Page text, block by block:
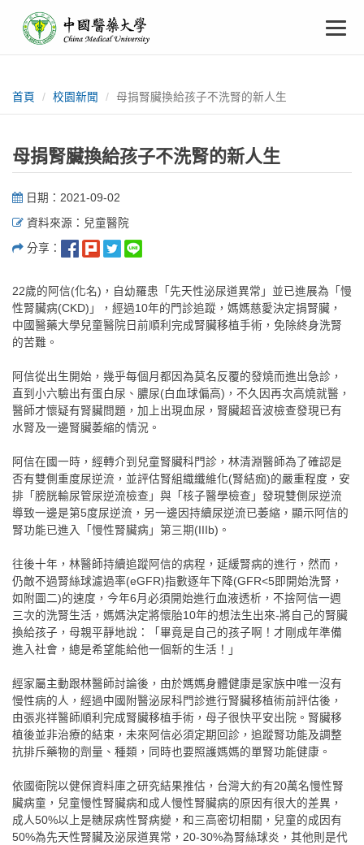
要
中
國
醫
藥
大
學
首頁 校園新聞 母捐腎臟換給孩子不洗腎的新人生
母捐腎臟換給孩子不洗腎的新人生
日期：2021-09-02
資料來源：兒童醫院
分享：
22歲的阿信(化名)，自幼羅患「先天性泌尿道異常」並已進展為「慢
性腎臟病(CKD)」，經過10年的門診追蹤，媽媽慈愛決定捐腎臟，
中國醫藥大學兒童醫院日前順利完成腎臟移植手術，免除終身洗腎
的苦難。
阿信從出生開始，幾乎每個月都因為莫名反覆的發燒而進出急診，
直到小六驗出有蛋白尿、膿尿(白血球偏高)，不久因再次高燒就醫，
醫師才懷疑有腎臟問題，加上出現血尿，腎臟超音波檢查發現已有
水腎及一邊腎臟萎縮的情況。
阿信在國一時，經轉介到兒童腎臟科門診，林清淵醫師為了確認是
否有雙側重度尿逆流，並評估腎組織纖維化(腎結痂)的嚴重程度，安
排「膀胱輸尿管尿逆流檢查」與「核子醫學檢查」發現雙側尿逆流
導致一邊是第5度尿逆流，另一邊因持續尿逆流已萎縮，顯示阿信的
腎功能已進入「慢性腎臟病」第三期(IIIb)。
往後十年，林醫師持續追蹤阿信的病程，延緩腎病的進行，然而，
仍敵不過腎絲球濾過率(eGFR)指數逐年下降(GFR<5即開始洗腎，
如附圖二)的速度，今年6月必須開始進行血液透析，不捨阿信一週
三次的洗腎生活，媽媽決定將懷胎10年的想法生出來-將自己的腎臟
換給孩子，母親平靜地說：「畢竟是自己的孩子啊！才剛成年準備
進入社會，總是希望能給他一個新的生活！」
經家屬主動跟林醫師討論後，由於媽媽身體健康是家族中唯一沒有
慢性病的人，經過中國附醫泌尿科門診進行腎臟移植術前評估後，
由張兆祥醫師順利完成腎臟移植手術，母子很快平安出院。腎臟移
植後並非治療的結束，未來阿信必須定期回診，追蹤腎功能及調整
抗排斥藥物的劑量、種類，同時也要照護媽媽的單腎功能健康。
依國衛院以健保資料庫之研究結果推估，台灣大約有20萬名慢性腎
臟病童，兒童慢性腎臟病和成人慢性腎臟病的原因有很大的差異，
成人50%以上是糖尿病性腎病變，和三高密切相關，兒童的成因有
50%為先天性腎臟及泌尿道異常，20-30%為腎絲球炎，其他則是代